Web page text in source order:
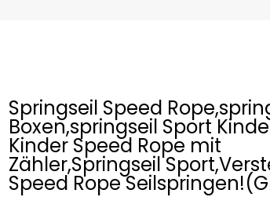
Springseil Speed
Boxen,springseil Sport
Kinder Speed Rope mit
Zähler,Springseil
Speed Rope Seilspringen!(